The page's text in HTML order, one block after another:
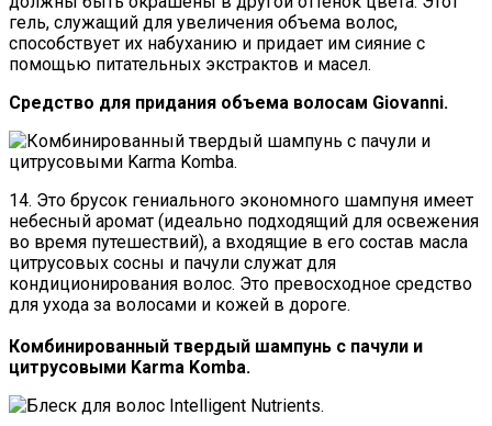
гель, служащий для увеличения объема волос,
способствует их набуханию и придает им сияние с
помощью питательных экстрактов и масел.
Средство для придания объема волосам Giovanni.
14. Это брусок гениального экономного шампуня имеет
небесный аромат (идеально подходящий для освежения
во время путешествий), а входящие в его состав масла
цитрусовых сосны и пачули служат для
кондиционирования волос. Это превосходное средство
для ухода за волосами и кожей в дороге.
Комбинированный твердый шампунь с пачули и
цитрусовыми Karma Komba.